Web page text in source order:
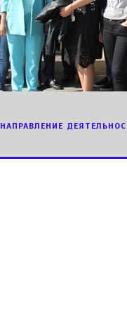
НАПРАВЛЕНИЕ